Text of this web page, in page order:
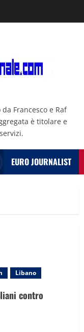
Francesco e Raf
è titolare e
EURO JOURNALIST
Libano
contro